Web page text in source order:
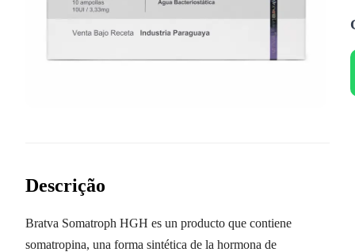
Descrição
Bratva Somatroph HGH es un producto que contiene
somatropina, una forma sintética de la hormona de